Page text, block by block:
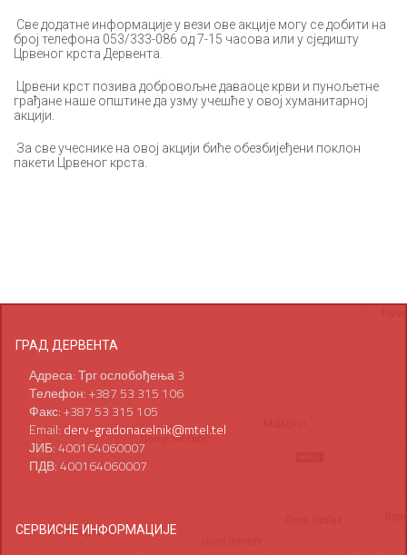
Све додатне информације у вези ове акције могу се добити на
број телефона 053/333-086 од 7-15 часова или у сједишту
Црвеног крста Дервента.
Црвени крст позива добровољне даваоце крви и пунољетне
грађане наше општине да узму учешће у овој хуманитарној
акцији.
За све учеснике на овој акцији биће обезбијеђени поклон
пакети Црвеног крста.
ГРАД ДЕРВЕНТА
Адреса: Трг ослобођења 3
Телефон: +387 53 315 106
Факс: +387 53 315 105
Email: derv-gradonacelnik@mtel.tel
ЈИБ: 400164060007
ПДВ: 400164060007
СЕРВИСНЕ ИНФОРМАЦИЈЕ